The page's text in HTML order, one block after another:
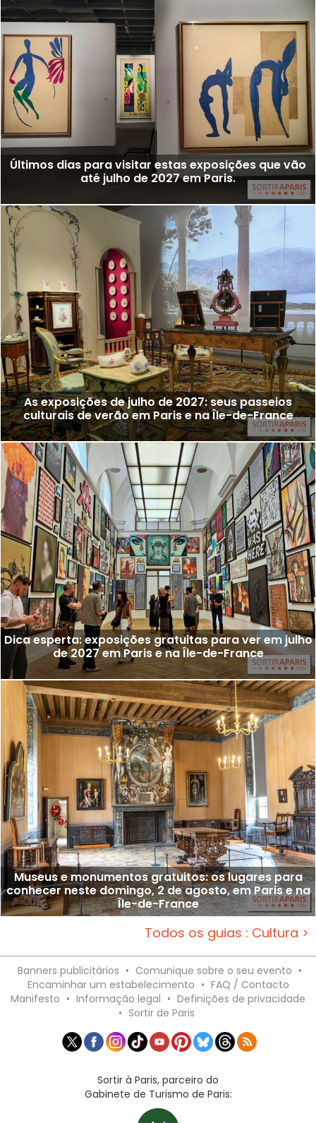
Últimos dias para visitar estas exposições que vão
até julho de 2027 em Paris.
As exposições de julho de 2027: seus passeios
culturais de verão em Paris e na Île-de-France
Dica esperta: exposições gratuitas para ver em julho
de 2027 em Paris e na Île-de-France
Museus e monumentos gratuitos: os lugares para
conhecer neste domingo, 2 de agosto, em Paris e na
Île-de-France
Todos os guias : Cultura >
Banners publicitários • Comunique sobre o seu evento •
Encaminhar um estabelecimento • FAQ / Contacto
Manifesto • Informação legal • Definições de privacidade
• Sortir de Paris
Sortir à Paris, parceiro do
Gabinete de Turismo de Paris: